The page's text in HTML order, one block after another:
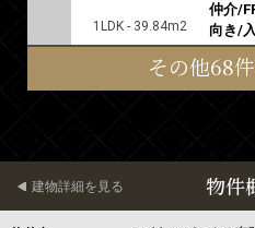
1LDK - 39.84m2
仲介/
向き/
その他68
物件
建物詳細を見る